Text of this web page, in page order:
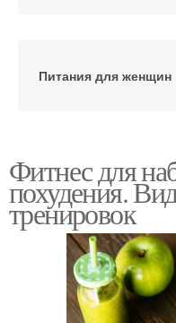
Питания для женщин
Фитнес для
похудения.
тренировок